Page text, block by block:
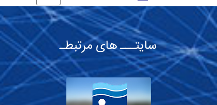
سایتـــ های مرتبطـ